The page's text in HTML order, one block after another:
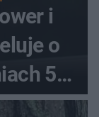
i
o
59-